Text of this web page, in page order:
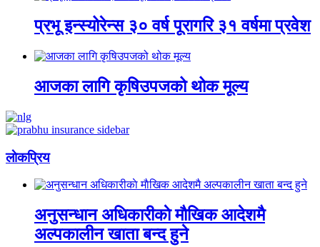
प्रभू इन्स्योरेन्स ३० वर्ष पूरागरि ३१ वर्षमा प्रवेश
आजका लागि कृषिउपजको थोक मूल्य
लाेकप्रिय
अनुसन्धान अधिकारीकाे माैखिक आदेशमै
अल्पकालीन खाता बन्द हुने